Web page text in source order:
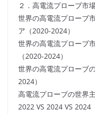
２．高電流プローブ市
世界の高電流プローブ
ア（2020-2024）
世界の高電流プローブ
（2020-2024）
世界の高電流プローブ
2024）
高電流プローブの世界
2022 VS 2024 VS 2024